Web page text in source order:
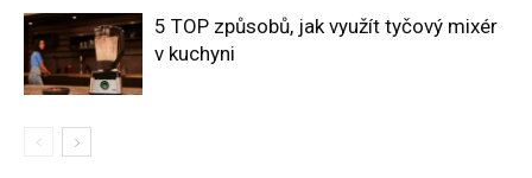
5 TOP způsobů, jak využít tyčový mixér
v kuchyni